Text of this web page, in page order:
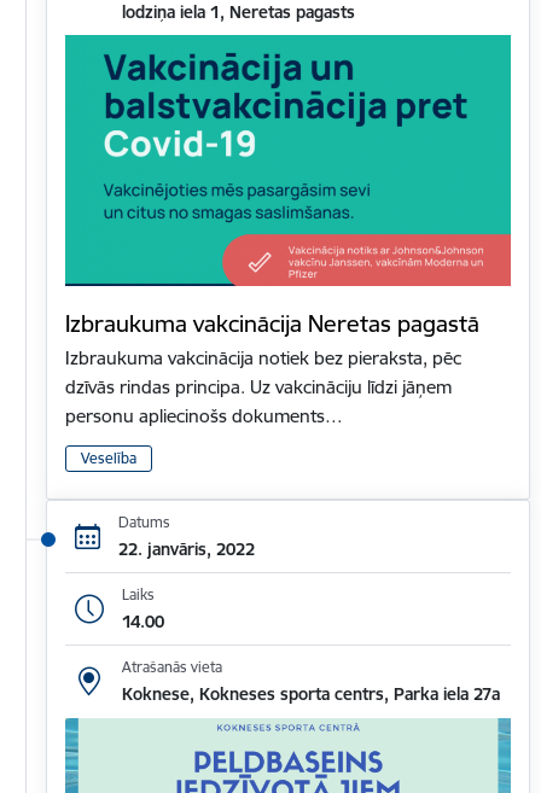
lodziņa iela 1, Neretas pagasts
Izbraukuma vakcinācija Neretas pagastā
Izbraukuma vakcinācija notiek bez pieraksta, pēc
dzīvās rindas principa. Uz vakcināciju līdzi jāņem
personu apliecinošs dokuments…
Veselība
Datums
22. janvāris, 2022
Laiks
14.00
Atrašanās vieta
Koknese, Kokneses sporta centrs, Parka iela 27a